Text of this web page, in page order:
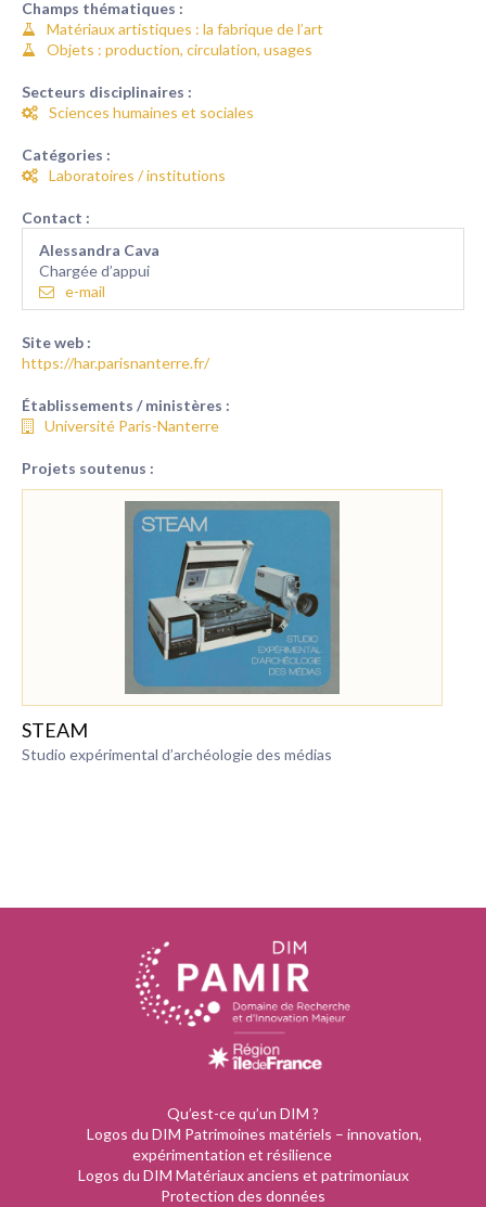
Champs thématiques :
Matériaux artistiques : la fabrique de l’art
Objets : production, circulation, usages
Secteurs disciplinaires :
Sciences humaines et sociales
Catégories :
Laboratoires / institutions
Contact :
Alessandra Cava
Chargée d’appui
e-mail
Site web :
https://har.parisnanterre.fr/
Établissements / ministères :
Université Paris-Nanterre
Projets soutenus :
STEAM
Studio expérimental d’archéologie des médias
Qu’est-ce qu’un DIM ?
Logos du DIM Patrimoines matériels – innovation,
expérimentation et résilience
Logos du DIM Matériaux anciens et patrimoniaux
Protection des données